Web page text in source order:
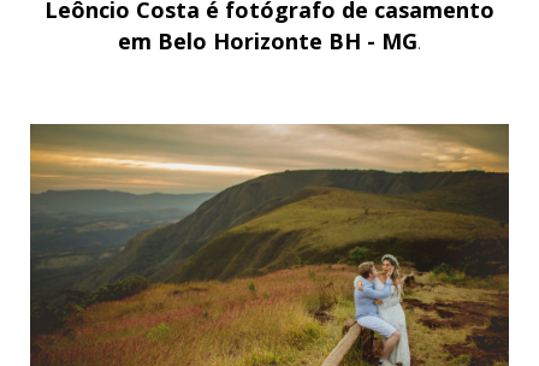
Leôncio Costa é fotógrafo de casamento
em Belo Horizonte BH - MG.